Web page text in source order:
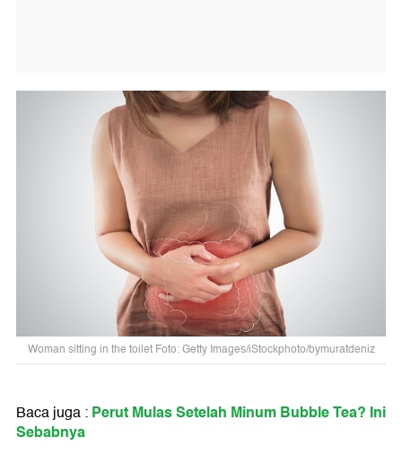
Woman sitting in the toilet Foto: Getty Images/iStockphoto/bymuratdeniz
Baca juga :Perut Mulas Setelah Minum Bubble Tea? Ini
Sebabnya